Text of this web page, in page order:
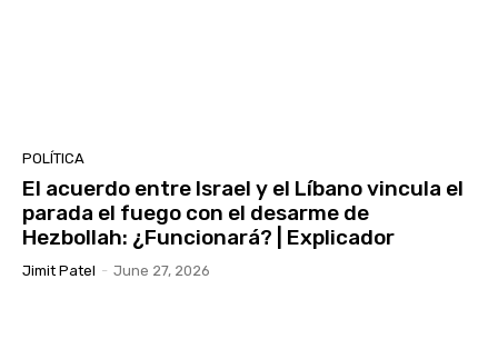
POLÍTICA
El acuerdo entre Israel y el Líbano vincula el
parada el fuego con el desarme de
Hezbollah: ¿Funcionará? | Explicador
Jimit Patel - June 27, 2026